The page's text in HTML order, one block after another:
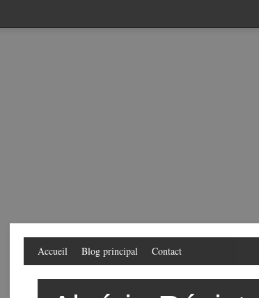
Accueil Blog principal Contact